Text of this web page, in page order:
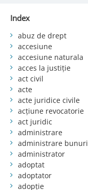
Index
abuz de drept
accesiune
accesiune naturala
acces la justiție
act civil
acte
acte juridice civile
acțiune revocatorie
act juridic
administrare
administrare bunuri
administrator
adoptat
adoptator
adopție